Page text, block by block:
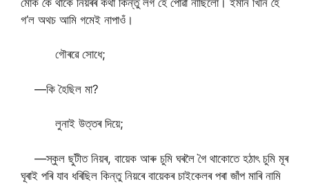
গ’ল অথচ আমি গমেই নাপাওঁ।
গৌৰৱে সোধে;
—কি হৈছিল মা?
লুনাই উত্তৰ দিয়ে;
—স্কুল ছুটীত নিয়ৰ, বায়েক আৰু চুমি ঘৰলৈ গৈ থাকোতে হঠাৎ চুমি মূৰ
ঘূৰাই পৰি যাব ধৰিছিল কিন্তু নিয়ৰে বায়েকৰ চাইকেলৰ পৰা জাঁপ মাৰি নামি